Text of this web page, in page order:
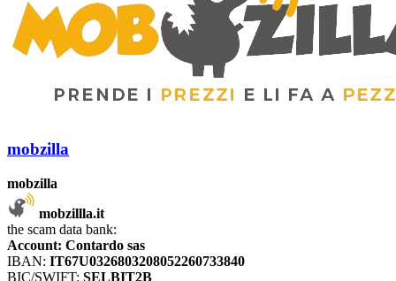
mobzilla
mobzilla
mobzillla.it
the scam data bank:
Account: Contardo sas
IBAN: IT67U0326803208052260733840
BIC/SWIFT: SELBIT2B